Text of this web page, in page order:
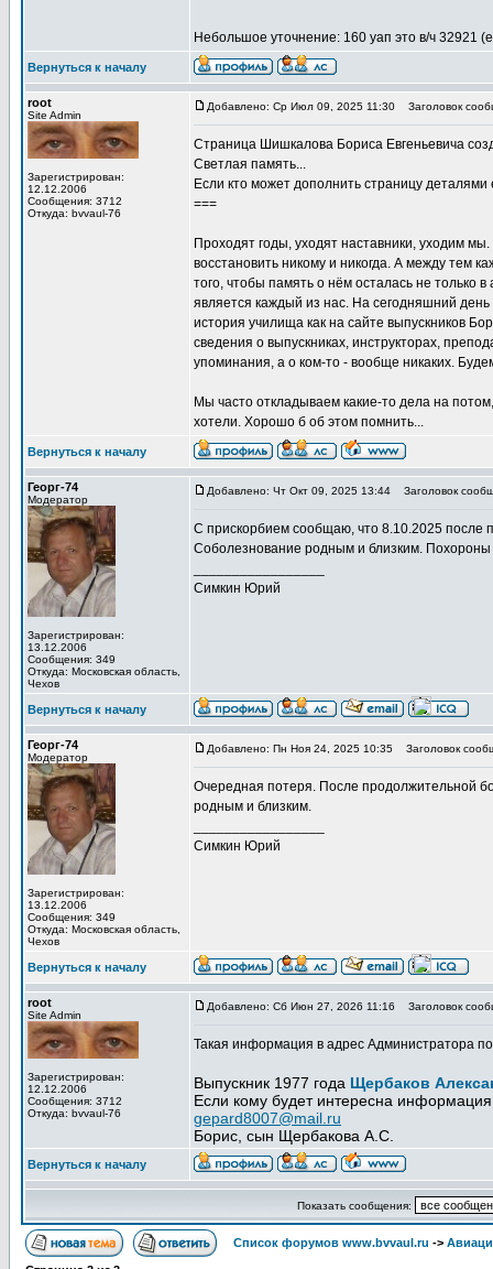
Небольшое уточнение: 160 уап это в/ч 32921
Вернуться к началу
root
Site Admin
Зарегистрирован:
12.12.2006
Сообщения: 3712
Откуда: bvvaul-76
Добавлено: Ср Июл 09, 2025 11:30 Заголовок
Страница Шишкалова Бориса Евгеньевича
Светлая память...
Если кто может дополнить страницу
===
Проходят годы, уходят наставники, уходим
восстановить никому и никогда. А между тем
того, чтобы память о нём осталась не только
является каждый из нас. На сегодняшний
история училища как на сайте выпускников
сведения о выпускниках, инструкторах,
упоминания, а о ком-то - вообще никаких.
Мы часто откладываем какие-то дела на
хотели. Хорошо б об этом помнить...
Вернуться к началу
Георг-74
Модератор
Зарегистрирован:
13.12.2006
Сообщения: 349
Откуда: Московская область,
Чехов
Добавлено: Чт Окт 09, 2025 13:44 Заголовок
С прискорбием сообщаю, что 8.10.2025 после
Соболезнование родным и близким. Похороны
Симкин Юрий
Вернуться к началу
Георг-74
Модератор
Зарегистрирован:
13.12.2006
Сообщения: 349
Откуда: Московская область,
Чехов
Добавлено: Пн Ноя 24, 2025 10:35 Заголовок
Очередная потеря. После продолжительной
родным и близким.
Симкин Юрий
Вернуться к началу
root
Site Admin
Зарегистрирован:
12.12.2006
Сообщения: 3712
Откуда: bvvaul-76
Добавлено: Сб Июн 27, 2026 11:16 Заголовок
Такая информация в адрес Администратора
Выпускник 1977 года Щербаков
Если кому будет интересна
gepard8007@mail.ru
Борис, сын Щербакова А.С.
Вернуться к началу
Показать сообщения:
Список форумов www.bvvaul.ru ->